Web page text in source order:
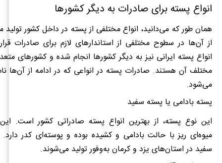
انواع پسته برای صادرات به دیگر کشورها
همان طور که می‌دانید، انواع مختلفی از پسته در داخل کشور
از آن‌ها در سطوح مختلفی از استاندارهای لازم برای صادرات
انواع پسته ایرانی نیز به دیگر کشورها انجام شده و کشورهای
مختلف آن هستند. صادرات پسته در انواعی که در ادامه از آن‌ها
می‌شود.
پسته بادامی یا پسته سفید
این نوع پسته، از بهترین انواع پسته صادراتی کشور است.
میوه‌ای ریز با حالت بادامی و کشیده بوده و پوسته‌ای کدر دارد.
سفید در استان‌های یزد و کرمان به‌وفور تولید می‌شوند.